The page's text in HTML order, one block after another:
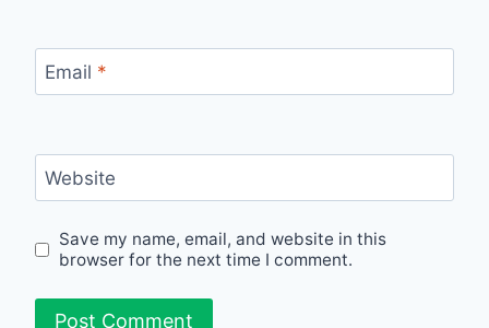
Email *
Website
Save my name, email, and website in this
browser for the next time I comment.